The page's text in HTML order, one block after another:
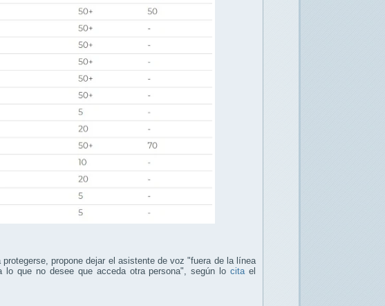
propone dejar el asistente de voz "fuera de la línea
que no desee que acceda otra persona", según locita el